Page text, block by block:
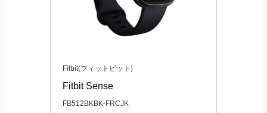
Fitbit(フィットビット)
Fitbit Sense
FB512BKBK-FRCJK